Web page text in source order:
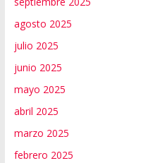
agosto 2025
julio 2025
junio 2025
mayo 2025
abril 2025
marzo 2025
febrero 2025